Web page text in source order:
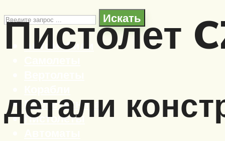
Искать
Автомобили
Бронетехника
Пистолеты
Пистолет
детали